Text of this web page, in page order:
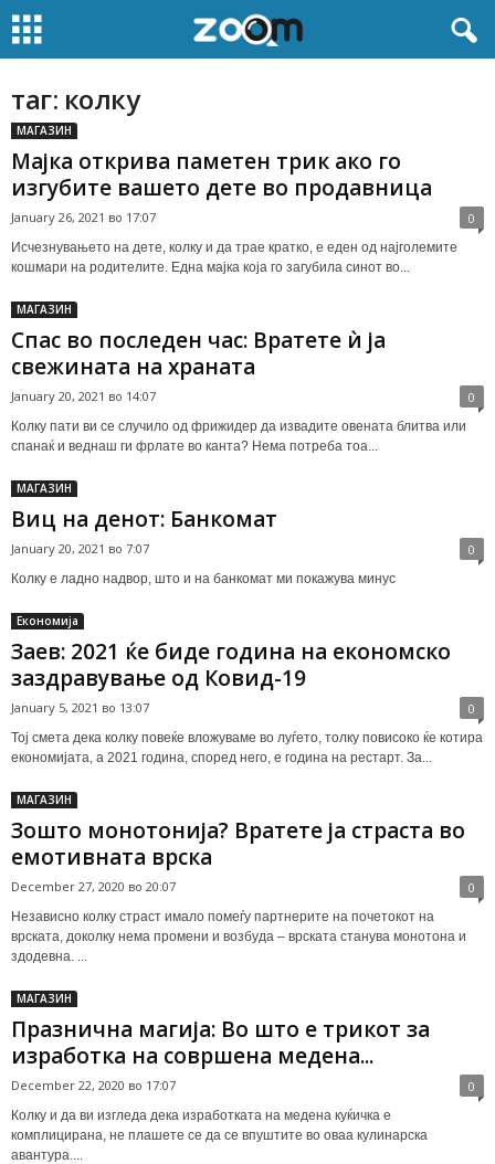
таг: колку
МАГАЗИН
Мајка открива паметен трик ако го
изгубите вашето дете во продавница
January 26, 2021 во 17:07 0
Исчезнувањето на дете, колку и да трае кратко, е еден од најголемите
кошмари на родителите. Една мајка која го загубила синот во...
МАГАЗИН
Спас во последен час: Вратете ѝ ја
свежината на храната
January 20, 2021 во 14:07 0
Колку пати ви се случило од фрижидер да извадите овената блитва или
спанаќ и веднаш ги фрлате во канта? Нема потреба тоа...
МАГАЗИН
Виц на денот: Банкомат
January 20, 2021 во 7:07 0
Колку е ладно надвор, што и на банкомат ми покажува минус
Економија
Заев: 2021 ќе биде година на економско
заздравување од Ковид-19
January 5, 2021 во 13:07 0
Тој смета дека колку повеќе вложуваме во луѓето, толку повисоко ќе котира
економијата, а 2021 година, според него, е година на рестарт. За...
МАГАЗИН
Зошто монотонија? Вратете ја страста во
емотивната врска
December 27, 2020 во 20:07 0
Независно колку страст имало помеѓу партнерите на почетокот на
врската, доколку нема промени и возбуда – врската станува монотона и
здодевна. ...
МАГАЗИН
Празнична магија: Во што е трикот за
изработка на совршена медена...
December 22, 2020 во 17:07 0
Колку и да ви изгледа дека изработката на медена куќичка е
комплицирана, не плашете се да се впуштите во оваа кулинарска
авантура....